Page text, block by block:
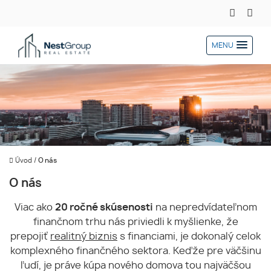
MENU
Úvod / O nás
O nás
Viac ako 20 ročné skúsenosti na nepredvídateľnom
finančnom trhu nás priviedli k myšlienke, že
prepojiť realitný biznis s financiami, je dokonalý celok
komplexného finančného sektora. Keďže pre väčšinu
ľudí, je práve kúpa nového domova tou najväčšou